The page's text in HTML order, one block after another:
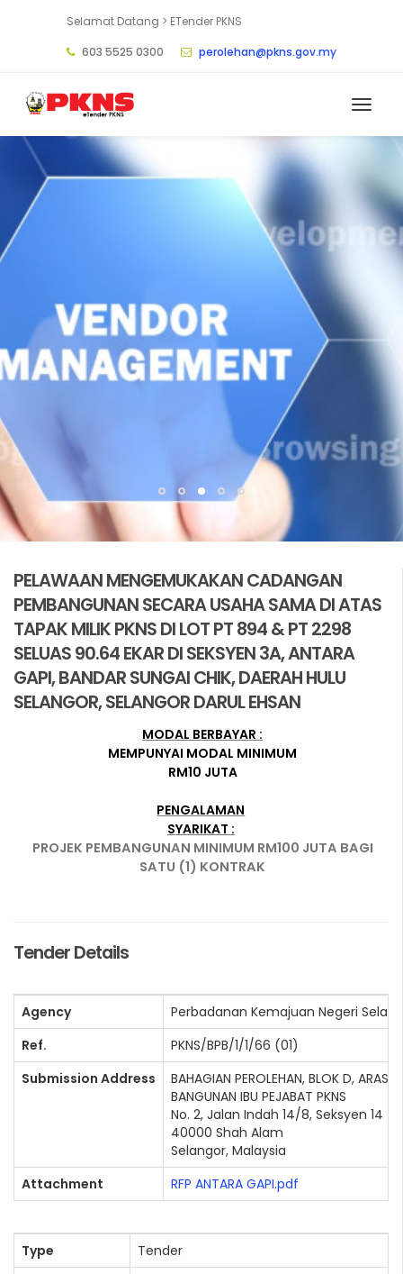
Selamat Datang > ETender PKNS
603 5525 0300
perolehan@pkns.gov.my
PELAWAAN MENGEMUKAKAN CADANGAN
PEMBANGUNAN SECARA USAHA SAMA DI ATAS
TAPAK MILIK PKNS DI LOT PT 894 & PT 2298
SELUAS 90.64 EKAR DI SEKSYEN 3A, ANTARA
GAPI, BANDAR SUNGAI CHIK, DAERAH HULU
SELANGOR, SELANGOR DARUL EHSAN
MODAL BERBAYAR :
MEMPUNYAI MODAL MINIMUM
RM10 JUTA
PENGALAMAN
SYARIKAT :
PROJEK PEMBANGUNAN MINIMUM RM100 JUTA BAGI
SATU (1) KONTRAK
Tender Details
Agency
Perbadanan Kemajuan Negeri
Ref.
PKNS/BPB/1/1/66 (01)
Submission Address
BAHAGIAN PEROLEHAN, BLOK D, ARAS 2,
BANGUNAN IBU PEJABAT PKNS
No. 2, Jalan Indah 14/8, Seksyen 14
40000 Shah Alam
Selangor, Malaysia
Attachment
RFP ANTARA GAPI.pdf
Type
Tender